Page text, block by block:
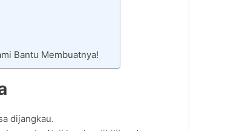
Bantu Membuatnya!
dijangkau.